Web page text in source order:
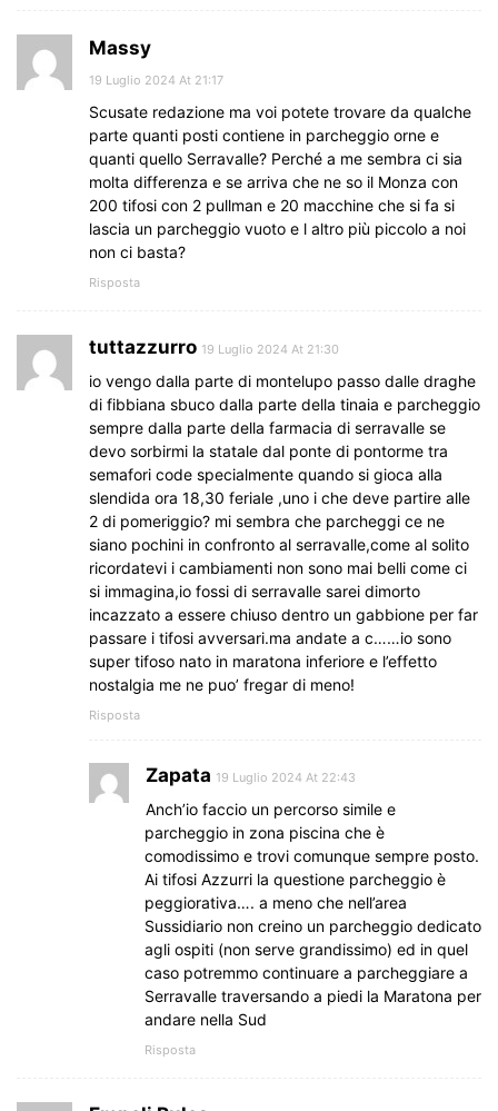
Massy
19 Luglio 2024 At 21:17
Scusate redazione ma voi potete trovare da qualche
parte quanti posti contiene in parcheggio orne e
quanti quello Serravalle? Perché a me sembra ci sia
molta differenza e se arriva che ne so il Monza con
200 tifosi con 2 pullman e 20 macchine che si fa si
lascia un parcheggio vuoto e l altro più piccolo a noi
non ci basta?
Risposta
tuttazzurro 19 Luglio 2024 At 21:30
io vengo dalla parte di montelupo passo dalle draghe
di fibbiana sbuco dalla parte della tinaia e parcheggio
sempre dalla parte della farmacia di serravalle se
devo sorbirmi la statale dal ponte di pontorme tra
semafori code specialmente quando si gioca alla
slendida ora 18,30 feriale ,uno i che deve partire alle
2 di pomeriggio? mi sembra che parcheggi ce ne
siano pochini in confronto al serravalle,come al solito
ricordatevi i cambiamenti non sono mai belli come ci
si immagina,io fossi di serravalle sarei dimorto
incazzato a essere chiuso dentro un gabbione per far
passare i tifosi avversari.ma andate a c……io sono
super tifoso nato in maratona inferiore e l’effetto
nostalgia me ne puo’ fregar di meno!
Risposta
Zapata 19 Luglio 2024 At 22:43
Anch’io faccio un percorso simile e
parcheggio in zona piscina che è
comodissimo e trovi comunque sempre posto.
Ai tifosi Azzurri la questione parcheggio è
peggiorativa…. a meno che nell’area
Sussidiario non creino un parcheggio dedicato
agli ospiti (non serve grandissimo) ed in quel
caso potremmo continuare a parcheggiare a
Serravalle traversando a piedi la Maratona per
andare nella Sud
Risposta